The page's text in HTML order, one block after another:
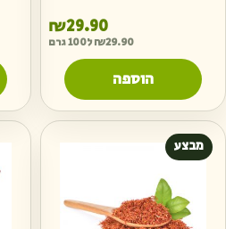
₪29.90
₪29.90 ל100 גרם
הוספה
מבצע